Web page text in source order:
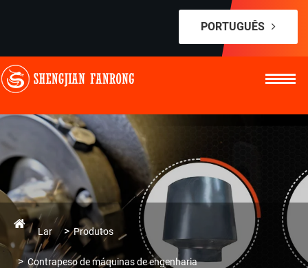
PORTUGUÊS
Lar Produtos
Contrapeso de máquinas de engenharia